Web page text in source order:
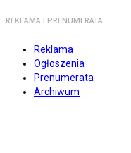
REKLAMA I PRENUMERATA
Reklama
Ogłoszenia
Prenumerata
Archiwum